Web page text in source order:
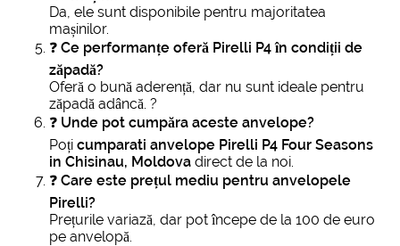
Da, ele sunt disponibile pentru majoritatea
mașinilor.
❓ Ce performanțe oferă Pirelli P4 în condiții de
zăpadă?
Oferă o bună aderență, dar nu sunt ideale pentru
zăpadă adâncă. ?
❓ Unde pot cumpăra aceste anvelope?
Poți cumparati anvelope Pirelli P4 Four Seasons
in Chisinau, Moldova direct de la noi.
❓ Care este prețul mediu pentru anvelopele
Pirelli?
Prețurile variază, dar pot începe de la 100 de euro
pe anvelopă.